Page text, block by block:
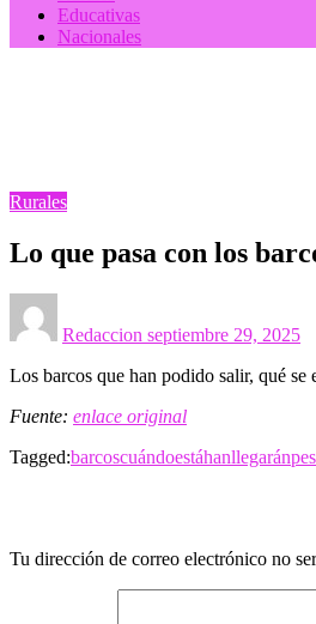
Educativas
Nacionales
Rurales
Lo que pasa con los
Redaccion septiembre 29, 2025
Los barcos que han podido salir, qué se
Fuente: enlace original
Tagged:barcoscuándoestáhanllegarán
Tu dirección de correo electrónico no